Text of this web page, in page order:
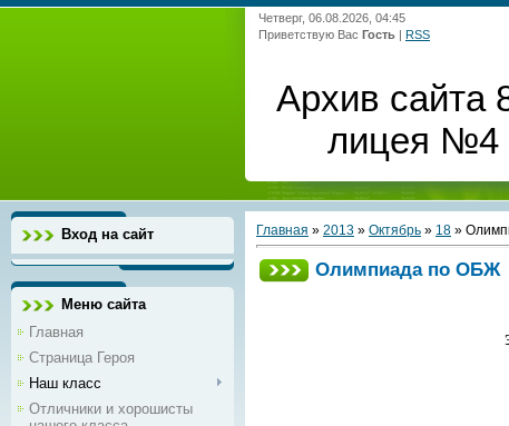
Четверг, 06.08.2026, 04:45
Приветствую Вас Гость | RSS
Архив сайта
лицея №4
Вход на сайт
Меню сайта
Главная
Страница Героя
Наш класс
Отличники и хорошисты
Главная » 2013 » Октябрь » 18 »
Олимпиада по ОБЖ